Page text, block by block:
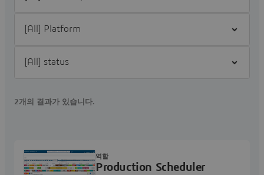
2개의 결과가 있습니다.
Production Scheduler
역할